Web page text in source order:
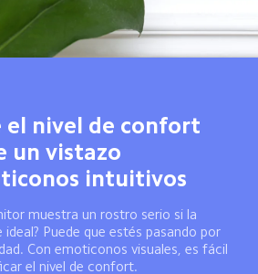
el nivel de confort
un vistazo
intuitivos
muestra un rostro serio si la
Puede que estés pasando por
Con emoticonos visuales, es fácil
el nivel de confort.